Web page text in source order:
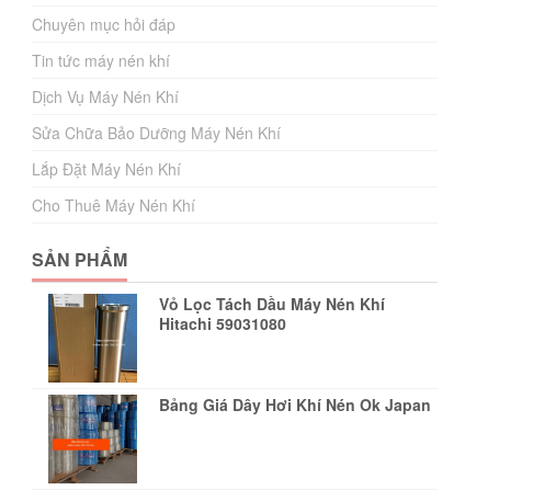
Chuyên mục hỏi đáp
Tin tức máy nén khí
Dịch Vụ Máy Nén Khí
Sửa Chữa Bảo Dưỡng Máy Nén Khí
Lắp Đặt Máy Nén Khí
Cho Thuê Máy Nén Khí
SẢN PHẨM
Vỏ Lọc Tách Dầu Máy Nén Khí
Hitachi 59031080
Bảng Giá Dây Hơi Khí Nén Ok Japan